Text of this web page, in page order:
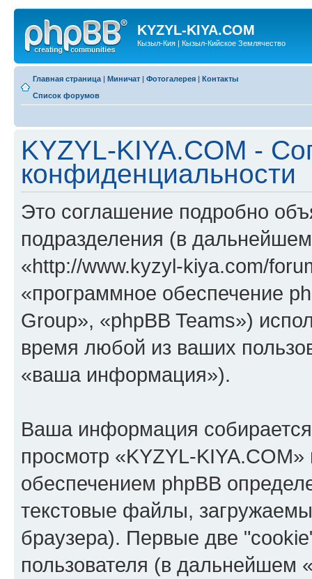
KYZYL-KIYA.COM
Кызыл-Кия | Кызыл-Кийское Землячество
Главная страница | Миничат | Фотогалерея | Контакты
Список форумов
KYZYL-KIYA.COM -
конфиденциальности
Это соглашение подробно
подразделения (в
«http://www.kyzyl-kiya.com/
«программное обеспечение
Group», «phpBB Teams»)
время любой из ваших
«ваша информация»).
Ваша информация
просмотр «KYZYL-
обеспечением phpBB
текстовые файлы,
браузера). Первые две
пользователя (в дальнейшем